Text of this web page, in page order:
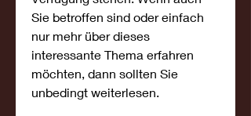
Sie betroffen sind oder einfach
nur mehr über dieses
interessante Thema erfahren
möchten, dann sollten Sie
unbedingt weiterlesen.